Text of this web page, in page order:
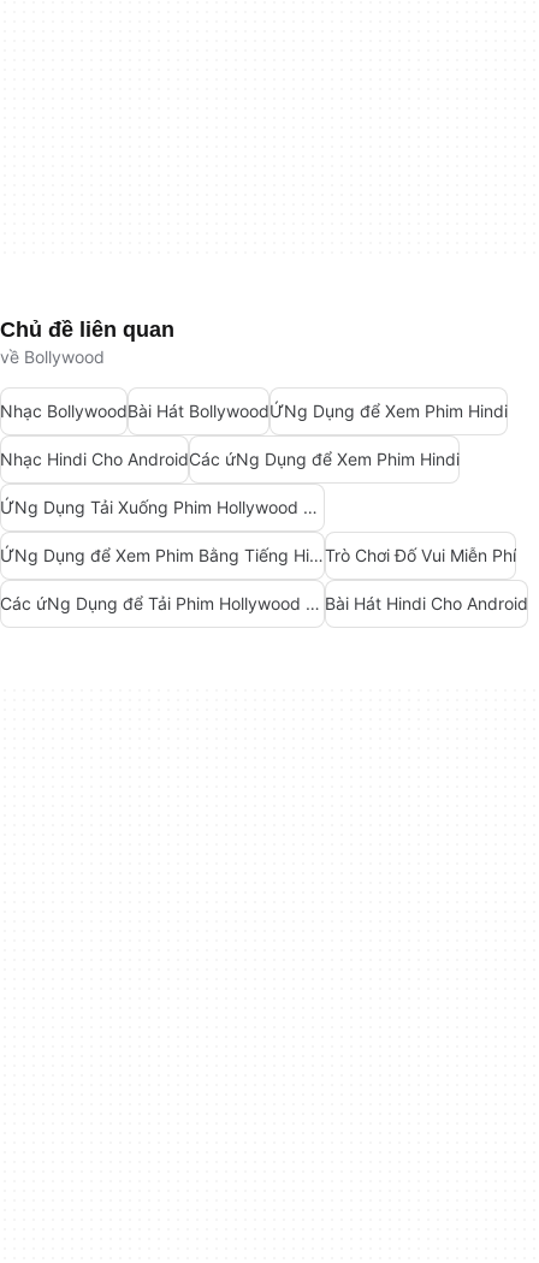
Chủ đề liên quan
về Bollywood
Nhạc BollywoodBài Hát BollywoodỨNg Dụng để Xem Phim Hindi
Nhạc Hindi Cho AndroidCác ứNg Dụng để Xem Phim Hindi
ỨNg Dụng Tải Xuống Phim Hollywood Và Bollywood
ỨNg Dụng để Xem Phim Bằng Tiếng HindiTrò Chơi Đố Vui Miễn Phí
Các ứNg Dụng để Tải Phim Hollywood Và Bollywood Bài Hát Hindi Cho Android